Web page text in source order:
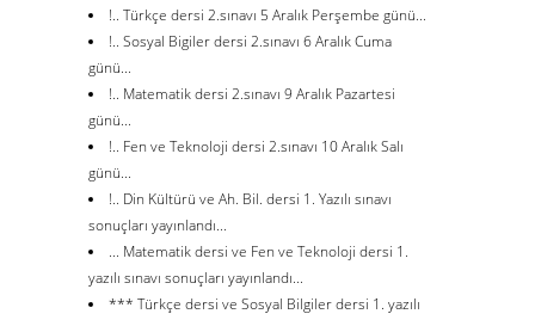
!.. Türkçe dersi 2.sınavı 5 Aralık Perşembe günü...
!.. Sosyal Bigiler dersi 2.sınavı 6 Aralık Cuma
günü...
!.. Matematik dersi 2.sınavı 9 Aralık Pazartesi
günü...
!.. Fen ve Teknoloji dersi 2.sınavı 10 Aralık Salı
günü...
!.. Din Kültürü ve Ah. Bil. dersi 1. Yazılı sınavı
sonuçları yayınlandı...
... Matematik dersi ve Fen ve Teknoloji dersi 1.
yazılı sınavı sonuçları yayınlandı...
*** Türkçe dersi ve Sosyal Bilgiler dersi 1. yazılı